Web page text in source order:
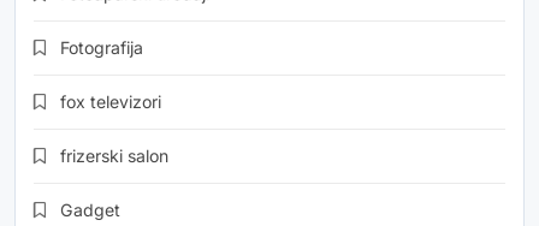
Fotografija
fox televizori
frizerski salon
Gadget